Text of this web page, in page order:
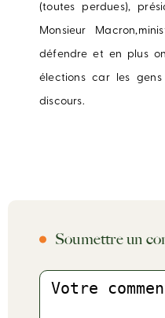
(toutes perdues),
Monsieur
défendre et en plus
élections car les
discours.
Soumettre un
Commentaire